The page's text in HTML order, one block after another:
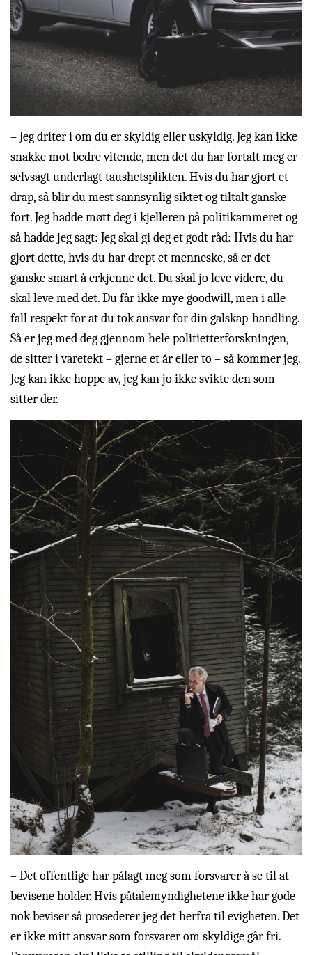
– Jeg driter i om du er skyldig eller uskyldig. Jeg kan ikke
snakke mot bedre vitende, men det du har fortalt meg er
selvsagt underlagt taushetsplikten. Hvis du har gjort et
drap, så blir du mest sannsynlig siktet og tiltalt ganske
fort. Jeg hadde møtt deg i kjelleren på politikammeret og
så hadde jeg sagt: Jeg skal gi deg et godt råd: Hvis du har
gjort dette, hvis du har drept et menneske, så er det
ganske smart å erkjenne det. Du skal jo leve videre, du
skal leve med det. Du får ikke mye goodwill, men i alle
fall respekt for at du tok ansvar for din galskap-handling.
Så er jeg med deg gjennom hele politietterforskningen,
de sitter i varetekt – gjerne et år eller to – så kommer jeg.
Jeg kan ikke hoppe av, jeg kan jo ikke svikte den som
sitter der.
– Det offentlige har pålagt meg som forsvarer å se til at
bevisene holder. Hvis påtalemyndighetene ikke har gode
nok beviser så prosederer jeg det herfra til evigheten. Det
er ikke mitt ansvar som forsvarer om skyldige går fri.